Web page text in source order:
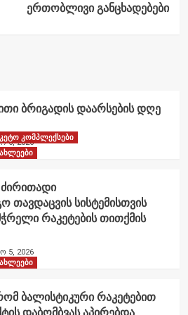
ერთობლივი განცხადებები
ბრიგადის დაარსების დღე
6, 2026
კომპლექსები
თავდაცვის სისტემისთვის
რაკეტების თითქმის
5, 2026
ბალისტიკური რაკეტებით